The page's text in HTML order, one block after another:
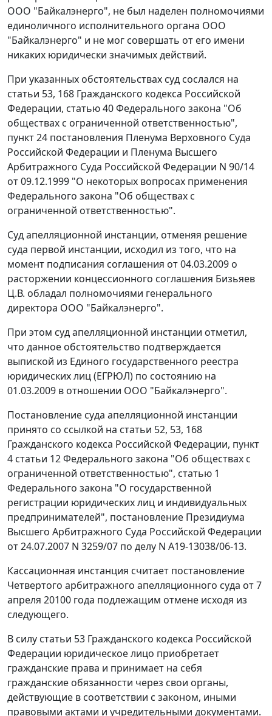
ООО "Байкалэнерго", не был наделен полномочиями
единоличного исполнительного органа ООО
"Байкалэнерго" и не мог совершать от его имени
никаких юридически значимых действий.
При указанных обстоятельствах суд сослался на
статьи 53, 168 Гражданского кодекса Российской
Федерации, статью 40 Федерального закона "Об
обществах с ограниченной ответственностью",
пункт 24 постановления Пленума Верховного Суда
Российской Федерации и Пленума Высшего
Арбитражного Суда Российской Федерации N 90/14
от 09.12.1999 "О некоторых вопросах применения
Федерального закона "Об обществах с
ограниченной ответственностью".
Суд апелляционной инстанции, отменяя решение
суда первой инстанции, исходил из того, что на
момент подписания соглашения от 04.03.2009 о
расторжении концессионного соглашения Бизьяев
Ц.В. обладал полномочиями генерального
директора ООО "Байкалэнерго".
При этом суд апелляционной инстанции отметил,
что данное обстоятельство подтверждается
выпиской из Единого государственного реестра
юридических лиц (ЕГРЮЛ) по состоянию на
01.03.2009 в отношении ООО "Байкалэнерго".
Постановление суда апелляционной инстанции
принято со ссылкой на статьи 52, 53, 168
Гражданского кодекса Российской Федерации, пункт
4 статьи 12 Федерального закона "Об обществах с
ограниченной ответственностью", статью 1
Федерального закона "О государственной
регистрации юридических лиц и индивидуальных
предпринимателей", постановление Президиума
Высшего Арбитражного Суда Российской Федерации
от 24.07.2007 N 3259/07 по делу N А19-13038/06-13.
Кассационная инстанция считает постановление
Четвертого арбитражного апелляционного суда от 7
апреля 20100 года подлежащим отмене исходя из
следующего.
В силу статьи 53 Гражданского кодекса Российской
Федерации юридическое лицо приобретает
гражданские права и принимает на себя
гражданские обязанности через свои органы,
действующие в соответствии с законом, иными
правовыми актами и учредительными документами.